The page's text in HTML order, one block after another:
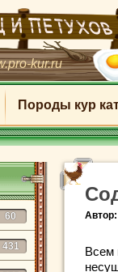
kur.ru
Породы кур
60
431
Автор:
Всем